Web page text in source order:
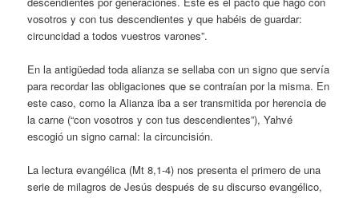
vosotros y con tus descendientes y que habéis de guardar:
circuncidad a todos vuestros varones”.
En la antigüedad toda alianza se sellaba con un signo que servía
para recordar las obligaciones que se contraían por la misma. En
este caso, como la Alianza iba a ser transmitida por herencia de
la carne (“con vosotros y con tus descendientes”), Yahvé
escogió un signo carnal: la circuncisión.
La lectura evangélica (Mt 8,1-4) nos presenta el primero de una
serie de milagros de Jesús después de su discurso evangélico,